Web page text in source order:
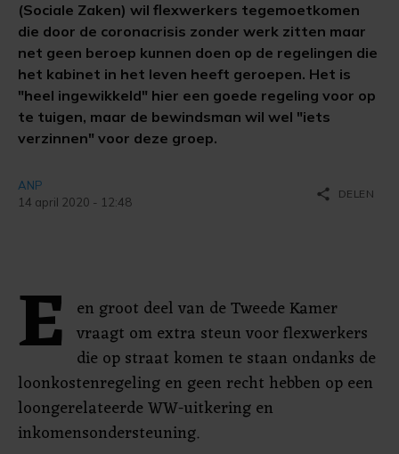
(Sociale Zaken) wil flexwerkers tegemoetkomen
die door de coronacrisis zonder werk zitten maar
net geen beroep kunnen doen op de regelingen die
het kabinet in het leven heeft geroepen. Het is
"heel ingewikkeld" hier een goede regeling voor op
te tuigen, maar de bewindsman wil wel "iets
verzinnen" voor deze groep.
ANP
14 april 2020 - 12:48
share DELEN
E en groot deel van de Tweede Kamer
vraagt om extra steun voor flexwerkers
die op straat komen te staan ondanks de
loonkostenregeling en geen recht hebben op een
loongerelateerde WW-uitkering en
inkomensondersteuning.